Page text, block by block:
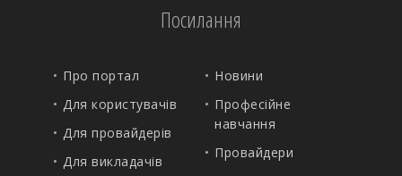
Посилання
Про портал
Для користувачів
Для провайдерів
Для викладачів
Новини
Професійне
навчання
Провайдери